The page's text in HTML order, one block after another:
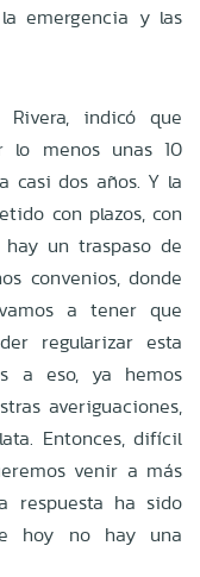
emergencia y las
indicó que
lo menos unas 10
casi dos años. Y la
con plazos, con
hay un traspaso de
convenios, donde
a tener que
regularizar esta
a eso, ya hemos
averiguaciones,
Entonces, difícil
venir a más
respuesta ha sido
hoy no hay una